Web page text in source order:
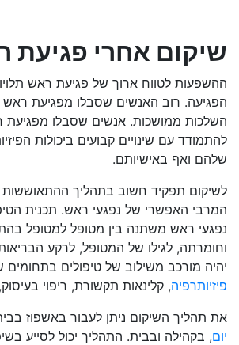
שיקום אחרי פגיעת
ההשפעות לטווח ארוך של פגיעת ראש
הפגיעה. רוב האנשים שסבלו מפגיעת ראש
השלכות ממושכות. אנשים שסבלו מפגיעת
להתמודד עם שינויים קבועים ביכולות
שלהם ואף באישיותם.
לשיקום תפקיד חשוב בתהליך ההתאוששות
המרבי האפשרי של נפגעי ראש. תכנית
נפגעי ראש משתנה בין מטופל למטופל
וחומרתה, לגילו של המטופל, לרקע
יהיה מורכב משילוב של טיפולים בתחומים
פיזיותרפיה, קלינאות תקשורת, ריפוי בעיסוק,
את תהליך השיקום ניתן לעבור באשפוז
יום, בקהילה ובבית. התהליך יכול לסייע